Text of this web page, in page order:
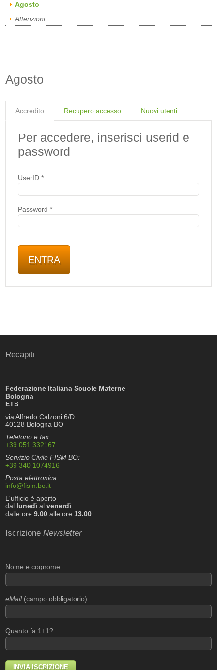
Agosto
Attenzioni
Agosto
Accredito Recupero accesso Nuovi utenti
Per accedere, inserisci userid e
password
UserID*
Password*
Recapiti
Federazione Italiana Scuole Materne
Bologna
ETS
via Alfredo Calzoni 6/D
40128 Bologna BO
Telefono e fax:
+39 051 332167
Servizio Civile FISM BO:
+39 340 1074916
Posta elettronica:
info@fism.bo.it
L'ufficio è aperto
dal lunedì alvenerdì
dalle ore9.00 alle ore 13.00.
IscrizioneNewsletter
Nome e cognome
eMail(campo obbligatorio)
Quanto fa 1+1?